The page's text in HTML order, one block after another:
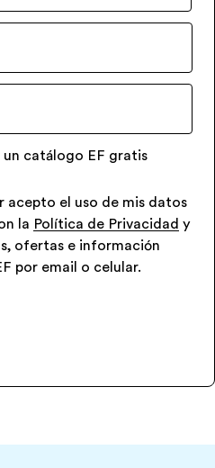
catálogo EF gratis
acepto el uso de mis datos
la Política de Privacidad y
ofertas e información
por email o celular.